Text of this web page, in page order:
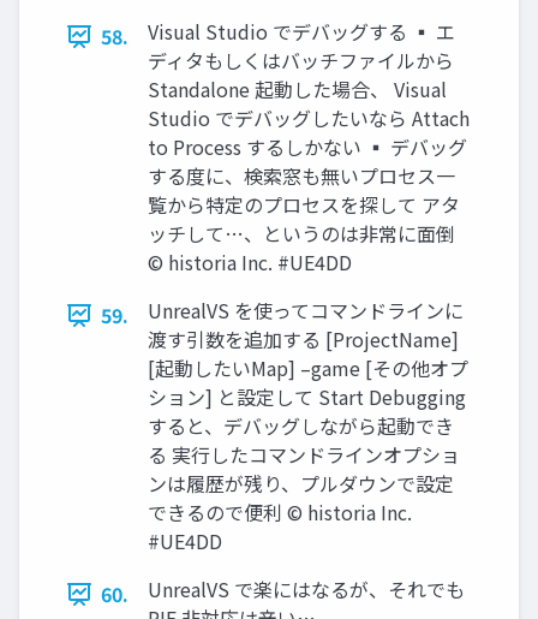
58.
Visual Studio でデバッグする ▪ エ
ディタもしくはバッチファイルから
Standalone 起動した場合、 Visual
Studio でデバッグしたいなら Attach
to Process するしかない ▪ デバッグ
する度に、検索窓も無いプロセス一
覧から特定のプロセスを探して アタ
ッチして…、というのは非常に面倒
© historia Inc. #UE4DD
59.
UnrealVS を使ってコマンドラインに
渡す引数を追加する [ProjectName]
[起動したいMap] –game [その他オプ
ション] と設定して Start Debugging
すると、デバッグしながら起動でき
る 実行したコマンドラインオプショ
ンは履歴が残り、プルダウンで設定
できるので便利 © historia Inc.
#UE4DD
60.
UnrealVS で楽にはなるが、それでも